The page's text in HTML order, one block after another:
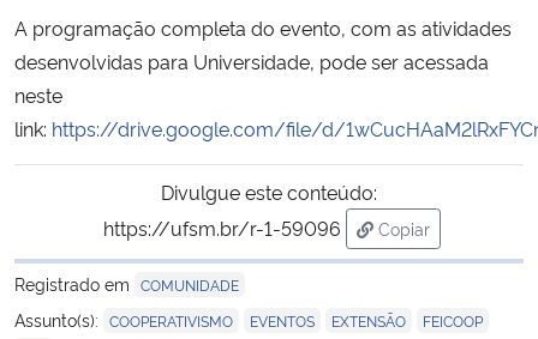
A programação completa do evento, com as atividades
desenvolvidas para Universidade, pode ser acessada
neste
link: https://drive.google.com/file/d/
Divulgue este conteúdo:
https://ufsm.br/r-1-59096
Copiar
para área de
Registrado em COMUNIDADE
Assunto(s): COOPERATIVISMO EVENTOS EXTENSÃO FEICOOP